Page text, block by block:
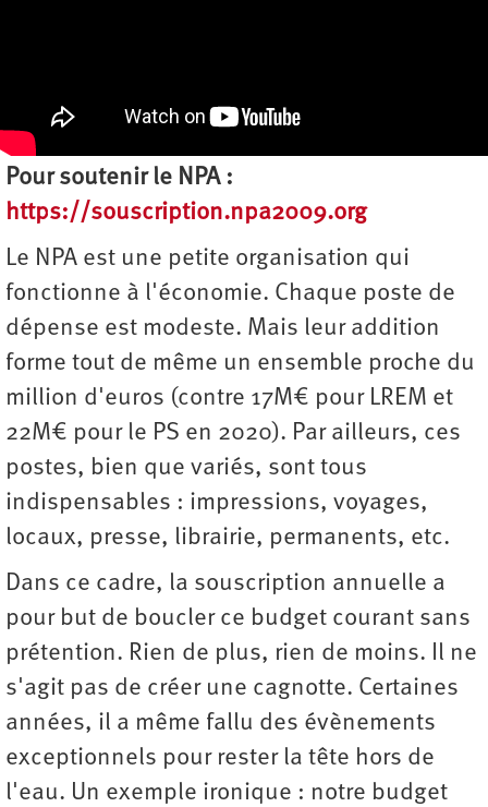
Pour soutenir le NPA :
https://souscription.npa2009.org
Le NPA est une petite organisation qui
fonctionne à l'économie. Chaque poste de
dépense est modeste. Mais leur addition
forme tout de même un ensemble proche du
million d'euros (contre 17M€ pour LREM et
22M€ pour le PS en 2020). Par ailleurs, ces
postes, bien que variés, sont tous
indispensables : impressions, voyages,
locaux, presse, librairie, permanents, etc.
Dans ce cadre, la souscription annuelle a
pour but de boucler ce budget courant sans
prétention. Rien de plus, rien de moins. Il ne
s'agit pas de créer une cagnotte. Certaines
années, il a même fallu des évènements
exceptionnels pour rester la tête hors de
l'eau. Un exemple ironique : notre budget